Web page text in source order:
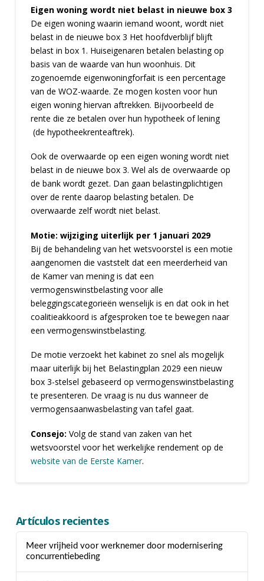
Eigen woning wordt niet belast in nieuwe box 3
De eigen woning waarin iemand woont, wordt niet
belast in de nieuwe box 3 Het hoofdverblijf blijft
belast in box 1. Huiseigenaren betalen belasting op
basis van de waarde van hun woonhuis. Dit
zogenoemde eigenwoningforfait is een percentage
van de WOZ-waarde. Ze mogen kosten voor hun
eigen woning hiervan aftrekken. Bijvoorbeeld de
rente die ze betalen over hun hypotheek of lening
(de hypotheekrenteaftrek).
Ook de overwaarde op een eigen woning wordt niet
belast in de nieuwe box 3. Wel als de overwaarde op
de bank wordt gezet. Dan gaan belastingplichtigen
over de rente daarop belasting betalen. De
overwaarde zelf wordt niet belast.
Motie: wijziging uiterlijk per 1 januari 2029
Bij de behandeling van het wetsvoorstel is een motie
aangenomen die vaststelt dat een meerderheid van
de Kamer van mening is dat een
vermogenswinstbelasting voor alle
beleggingscategorieën wenselijk is en dat ook in het
coalitieakkoord is afgesproken toe te bewegen naar
een vermogenswinstbelasting.
De motie verzoekt het kabinet zo snel als mogelijk
maar uiterlijk bij het Belastingplan 2029 een nieuw
box 3-stelsel gebaseerd op vermogenswinstbelasting
te presenteren. De vraag is nu dus wanneer de
vermogensaanwasbelasting van tafel gaat.
Consejo: Volg de stand van zaken van het
wetsvoorstel voor het werkelijke rendement op de
website van de Eerste Kamer.
Artículos recientes
Meer vrijheid voor werknemer door modernisering
concurrentiebeding